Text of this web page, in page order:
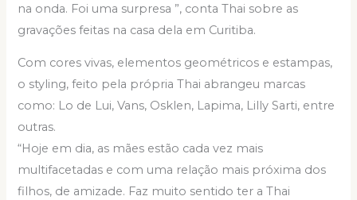
na onda. Foi uma surpresa ”, conta Thai sobre as
gravações feitas na casa dela em Curitiba.
Com cores vivas, elementos geométricos e estampas,
o styling, feito pela própria Thai abrangeu marcas
como: Lo de Lui, Vans, Osklen, Lapima, Lilly Sarti, entre
outras.
“Hoje em dia, as mães estão cada vez mais
multifacetadas e com uma relação mais próxima dos
filhos, de amizade. Faz muito sentido ter a Thai